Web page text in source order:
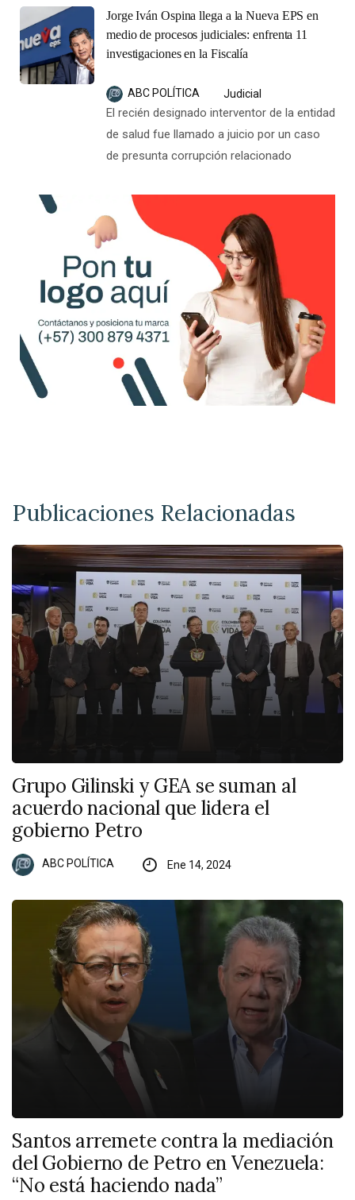
Jorge Iván Ospina llega a la Nueva EPS en
medio de procesos judiciales: enfrenta 11
investigaciones en la Fiscalía
ABC POLÍTICA Judicial
El recién designado interventor de la entidad
de salud fue llamado a juicio por un caso
de presunta corrupción relacionado
Publicaciones Relacionadas
Grupo Gilinski y GEA se suman al
acuerdo nacional que lidera el
gobierno Petro
ABC POLÍTICA Ene 14, 2024
Santos arremete contra la mediación
del Gobierno de Petro en Venezuela:
“No está haciendo nada”